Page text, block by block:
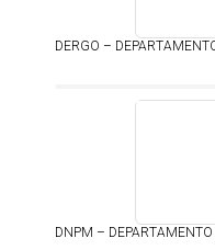
DERGO –
DNPM –